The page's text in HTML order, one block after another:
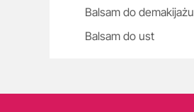
Balsam do demakijażu
Balsam do ust